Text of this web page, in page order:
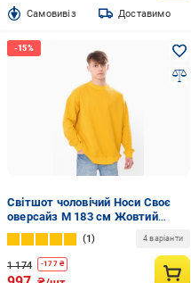
Cамовивіз Доставимо
Світшот чоловічий Носи Своє
оверсайз M 183 см Жовтий
(3364-057-1-v2)
1 4 варіанти
1 174 -177₴